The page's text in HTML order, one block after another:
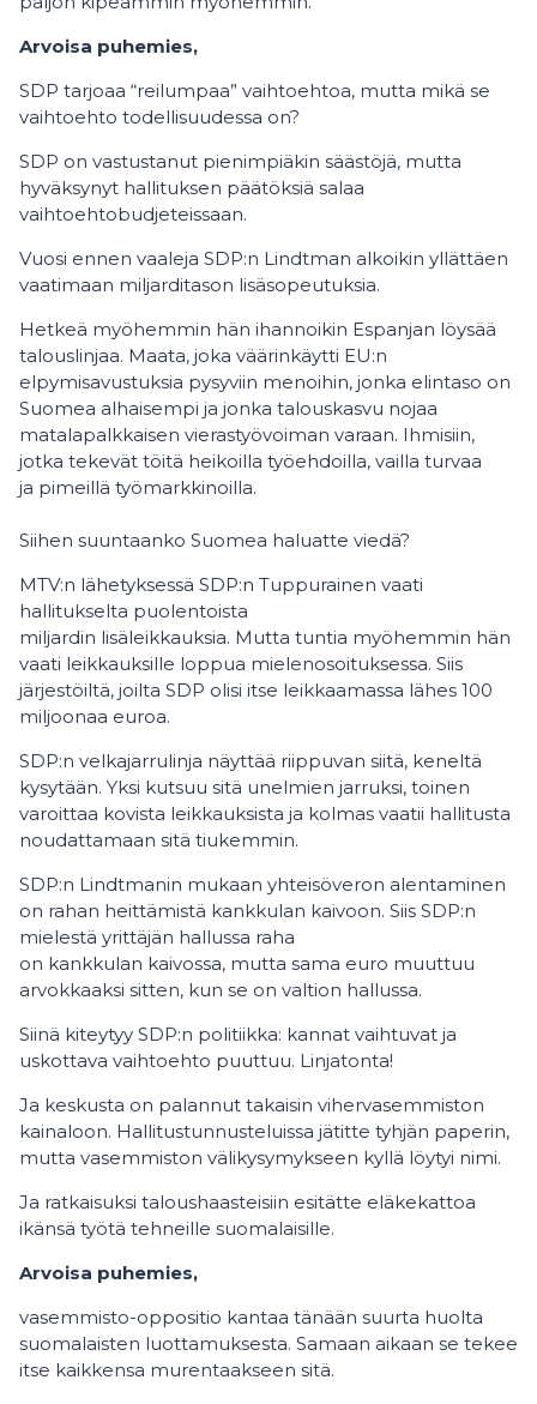
Arvoisa puhemies,
SDP tarjoaa “reilumpaa” vaihtoehtoa, mutta mikä se
vaihtoehto todellisuudessa on?
SDP on vastustanut pienimpiäkin säästöjä, mutta
hyväksynyt hallituksen päätöksiä salaa
vaihtoehtobudjeteissaan.
Vuosi ennen vaaleja SDP:n Lindtman alkoikin yllättäen
vaatimaan miljarditason lisäsopeutuksia.
Hetkeä myöhemmin hän ihannoikin Espanjan löysää
talouslinjaa. Maata, joka väärinkäytti EU:n
elpymisavustuksia pysyviin menoihin, jonka elintaso on
Suomea alhaisempi ja jonka talouskasvu nojaa
matalapalkkaisen vierastyövoiman varaan. Ihmisiin,
jotka tekevät töitä heikoilla työehdoilla, vailla turvaa
ja pimeillä työmarkkinoilla.
Siihen suuntaanko Suomea haluatte viedä?
MTV:n lähetyksessä SDP:n Tuppurainen vaati
hallitukselta puolentoista
miljardin lisäleikkauksia. Mutta tuntia myöhemmin hän
vaati leikkauksille loppua mielenosoituksessa. Siis
järjestöiltä, joilta SDP olisi itse leikkaamassa lähes 100
miljoonaa euroa.
SDP:n velkajarrulinja näyttää riippuvan siitä, keneltä
kysytään. Yksi kutsuu sitä unelmien jarruksi, toinen
varoittaa kovista leikkauksista ja kolmas vaatii hallitusta
noudattamaan sitä tiukemmin.
SDP:n Lindtmanin mukaan yhteisöveron alentaminen
on rahan heittämistä kankkulan kaivoon. Siis SDP:n
mielestä yrittäjän hallussa raha
on kankkulan kaivossa, mutta sama euro muuttuu
arvokkaaksi sitten, kun se on valtion hallussa.
Siinä kiteytyy SDP:n politiikka: kannat vaihtuvat ja
uskottava vaihtoehto puuttuu. Linjatonta!
Ja keskusta on palannut takaisin vihervasemmiston
kainaloon. Hallitustunnusteluissa jätitte tyhjän paperin,
mutta vasemmiston välikysymykseen kyllä löytyi nimi.
Ja ratkaisuksi taloushaasteisiin esitätte eläkekattoa
ikänsä työtä tehneille suomalaisille.
Arvoisa puhemies,
vasemmisto-oppositio kantaa tänään suurta huolta
suomalaisten luottamuksesta. Samaan aikaan se tekee
itse kaikkensa murentaakseen sitä.